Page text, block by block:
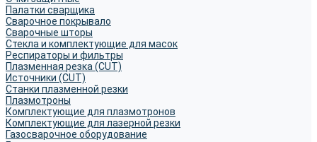
Палатки сварщика
Сварочное покрывало
Сварочные шторы
Стекла и комплектующие для масок
Респираторы и фильтры
Плазменная резка (CUT)
Источники (CUT)
Станки плазменной резки
Плазмотроны
Комплектующие для плазмотронов
Комплектующие для лазерной резки
Газосварочное оборудование